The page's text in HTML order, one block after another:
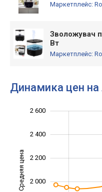
Маркетплейс:
Зволожувач
Вт
Маркетплейс:
Динамика цен на
Средняя цена 2 000
2 200
2 400
2 600